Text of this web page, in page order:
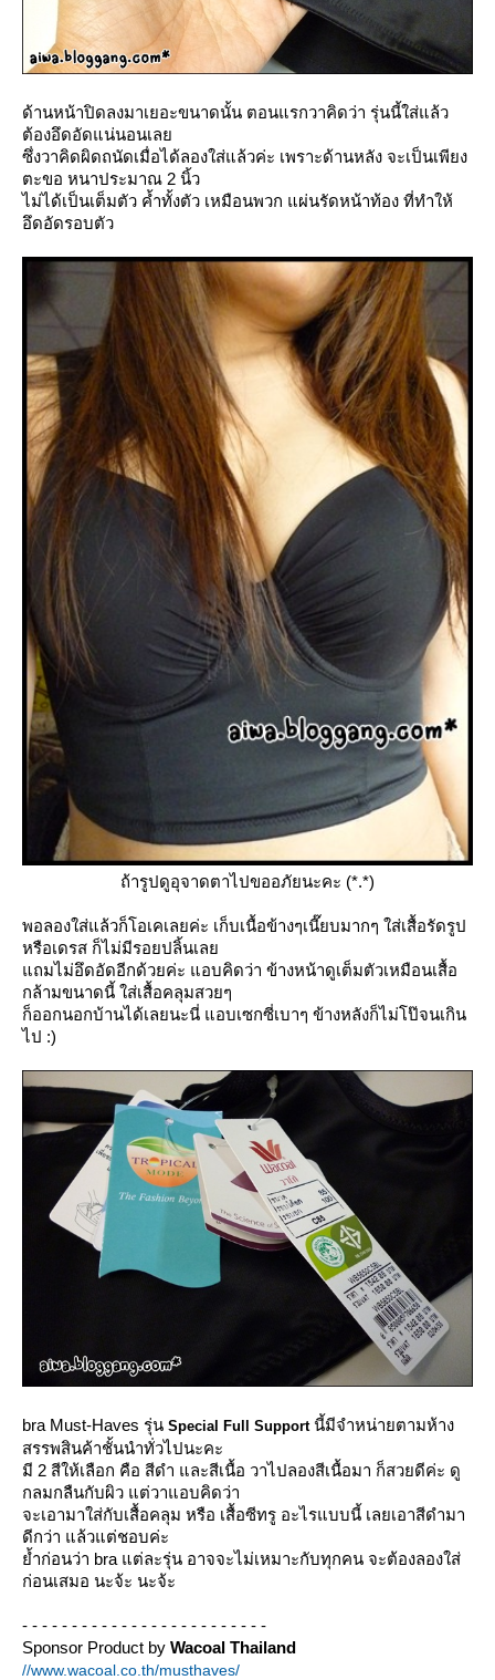
ด้านหน้าปิดลงมาเยอะขนาดนั้น ตอนแรกวาคิดว่า รุ่นนี้ใส่แล้ว
ต้องอึดอัดแน่นอนเล
ซึ่งวาคิดผิดถนัดเมื่อได้ลองใส่แล้วค่ะ เพราะด้านหลัง จะเป็นเพียง
ตะขอ หนาประมาณ 2 นิ้ว
ไม่ได้เป็นเต็มตัว ค้ำทั้งตัว เหมือนพวก แผ่นรัดหน้าท้อง ที่ทำให้
อึดอัดรอบตัว
ถ้ารูปดูอุจาดตาไปขออภัยนะคะ (*.*)
พอลองใส่แล้วก็โอเคเลยค่ะ เก็บเนื้อข้างๆเนี๊ยบมากๆ ใส่เสื้อรัดรูป
หรือเดรส ก็ไม่มีรอยปลิ้นเล
ถมไม่อึดอัดอีกด้วยค่ะ แอบคิดว่า ข้างหน้าดูเต็มตัวเหมือนเสื้อ
กล้ามขนาดนี้ ใส่เสื้อคลุมสวยๆ
ก็ออกนอกบ้านได้เลยนะนี่ แอบเซกซี่เบาๆ ข้างหลังก็ไม่โป๊จนเกิน
ไป :)
bra Must-Haves รุ่น Special Full Supportนี้มีจำหน่ายตามห้าง
สรรพสินค้าชั้นนำทั่วไปนะคะ
มี 2 สีให้เลือก คือ สีดำ และสีเนื้อ วาไปลองสีเนื้อมา ก็สวยดีค่ะ ดู
กลมกลืนกับผิว แต่วาแอบคิดว่า
จะเอามาใส่กับเสื้อคลุม หรือ เสื้อซีทรู อะไรแบบนี้ เลยเอาสีดำมา
ดีกว่า แล้วแต่ชอบค่ะ
้ำก่อนว่า bra แต่ละรุ่น อาจจะไม่เหมาะกับทุกคน จะต้องลองใส่
ก่อนเสมอ นะจ้ะ นะจ้ะ
- - - - - - - - - - - - - - - - - - - - - - - - -
Sponsor Product by Wacoal Thailand
//www.wacoal.co.th/musthaves/